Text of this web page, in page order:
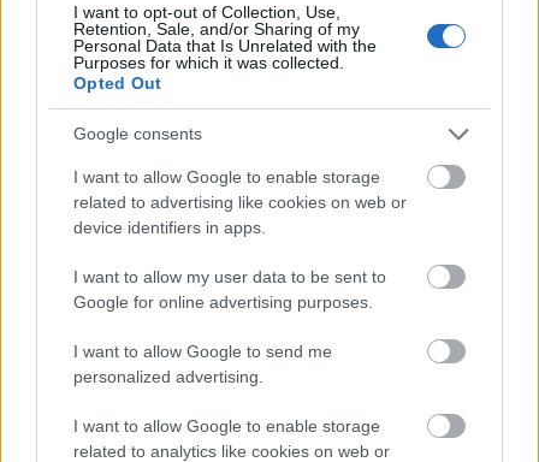
I want to opt-out of Collection, Use,
Retention, Sale, and/or Sharing of my
Personal Data that Is Unrelated with the
Purposes for which it was collected.
Opted Out
Google consents
I want to allow Google to enable storage
related to advertising like cookies on web or
device identifiers in apps.
I want to allow my user data to be sent to
Google for online advertising purposes.
I want to allow Google to send me
personalized advertising.
I want to allow Google to enable storage
related to analytics like cookies on web or